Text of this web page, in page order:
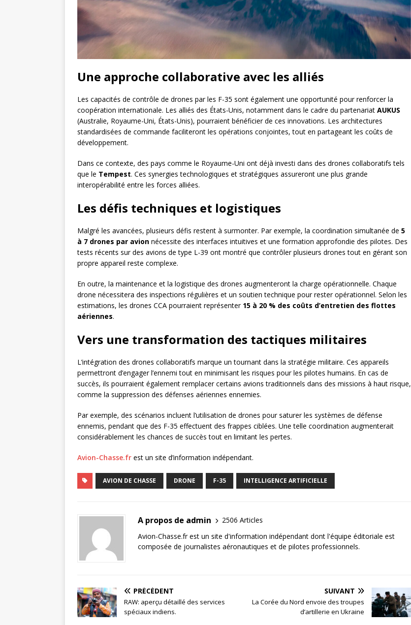
Une approche collaborative avec les alliés
Les capacités de contrôle de drones par les F-35 sont également une opportunité pour renforcer la
coopération internationale. Les alliés des États-Unis, notamment dans le cadre du partenariat AUKUS
(Australie, Royaume-Uni, États-Unis), pourraient bénéficier de ces innovations. Les architectures
standardisées de commande faciliteront les opérations conjointes, tout en partageant les coûts de
développement.
Dans ce contexte, des pays comme le Royaume-Uni ont déjà investi dans des drones collaboratifs tels
que le Tempest. Ces synergies technologiques et stratégiques assureront une plus grande
interopérabilité entre les forces alliées.
Les défis techniques et logistiques
Malgré les avancées, plusieurs défis restent à surmonter. Par exemple, la coordination simultanée de 5
à 7 drones par avion nécessite des interfaces intuitives et une formation approfondie des pilotes. Des
tests récents sur des avions de type L-39 ont montré que contrôler plusieurs drones tout en gérant son
propre appareil reste complexe.
En outre, la maintenance et la logistique des drones augmenteront la charge opérationnelle. Chaque
drone nécessitera des inspections régulières et un soutien technique pour rester opérationnel. Selon les
estimations, les drones CCA pourraient représenter 15 à 20 % des coûts d’entretien des flottes
aériennes.
Vers une transformation des tactiques militaires
L’intégration des drones collaboratifs marque un tournant dans la stratégie militaire. Ces appareils
permettront d’engager l’ennemi tout en minimisant les risques pour les pilotes humains. En cas de
succès, ils pourraient également remplacer certains avions traditionnels dans des missions à haut risque,
comme la suppression des défenses aériennes ennemies.
Par exemple, des scénarios incluent l’utilisation de drones pour saturer les systèmes de défense
ennemis, pendant que des F-35 effectuent des frappes ciblées. Une telle coordination augmenterait
considérablement les chances de succès tout en limitant les pertes.
Avion-Chasse.fr est un site d’information indépendant.
AVION DE CHASSE DRONE F-35 INTELLIGENCE ARTIFICIELLE
A propos de admin
2506 Articles
Avion-Chasse.fr est un site d'information indépendant dont l'équipe éditoriale est
composée de journalistes aéronautiques et de pilotes professionnels.
PRÉCÉDENT
RAW: aperçu détaillé des services
spéciaux indiens.
SUIVANT
La Corée du Nord envoie des troupes
d’artillerie en Ukraine